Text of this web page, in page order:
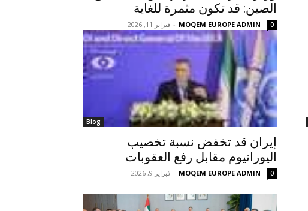
الصين: قد تكون مثمرة للغاية
MOQEM EUROPE ADMIN
- فبراير 11, 2026 0
Blog
إيران قد تخفض نسبة تخصيب
اليورانيوم مقابل رفع العقوبات
MOQEM EUROPE ADMIN
- فبراير 9, 2026 0